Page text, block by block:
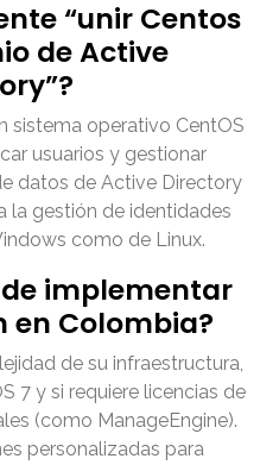
“unir Centos
de Active
sistema operativo CentOS
usuarios y gestionar
datos de Active Directory
la gestión de identidades
como de Linux.
implementar
en Colombia?
de su infraestructura,
7 y si requiere licencias de
(como ManageEngine).
personalizadas para